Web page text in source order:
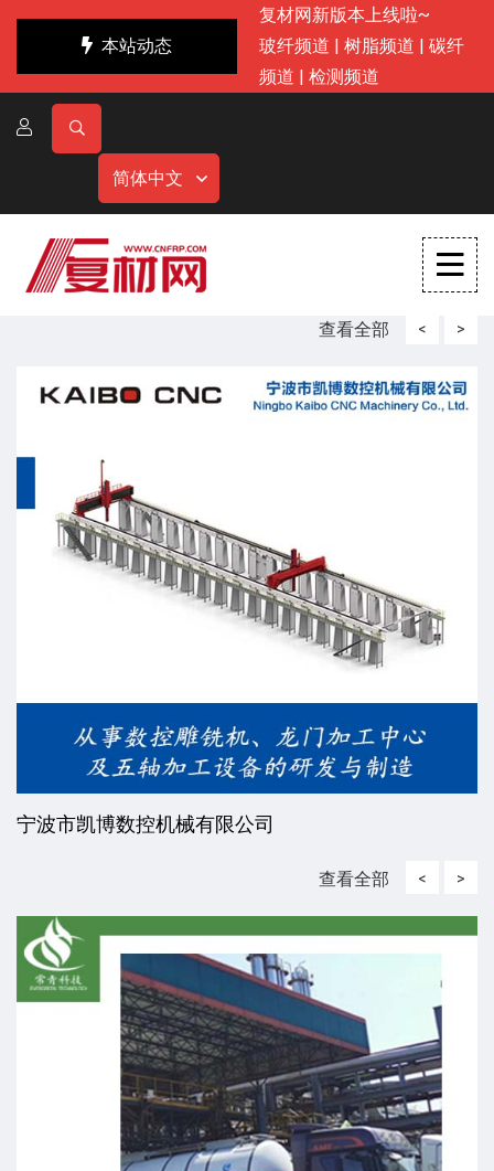
本站动态
复材网新版本上线啦~
玻纤频道 | 树脂频道 | 碳纤
频道 | 检测频道
简体中文
查看全部 <
宁波市凯博数控机械有限公司
>
查看全部 < >